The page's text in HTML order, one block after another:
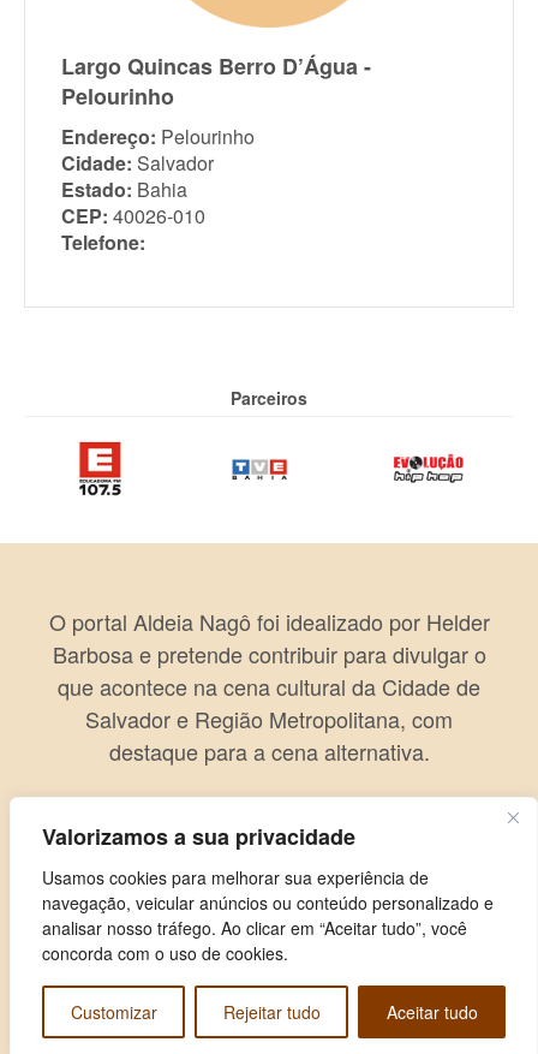
Valorizamos a sua privacidade
Usamos cookies para melhorar sua experiência de
navegação, veicular anúncios ou conteúdo personalizado e
analisar nosso tráfego. Ao clicar em “Aceitar tudo”, você
concorda com o uso de cookies.
Customizar Rejeitar tudo Aceitar tudo
Largo Quincas Berro D’Água -
Pelourinho
Endereço: Pelourinho
Cidade: Salvador
Estado: Bahia
CEP: 40026-010
Telefone:
Parceiros
O portal Aldeia Nagô foi idealizado por Helder
Barbosa e pretende contribuir para divulgar o
que acontece na cena cultural da Cidade de
Salvador e Região Metropolitana, com
destaque para a cena alternativa.
Copyright © 2026 Aldeia Nagô. Todos os direitos reservados.